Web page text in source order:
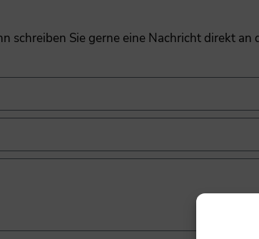
schreiben Sie gerne eine Nachricht direkt an